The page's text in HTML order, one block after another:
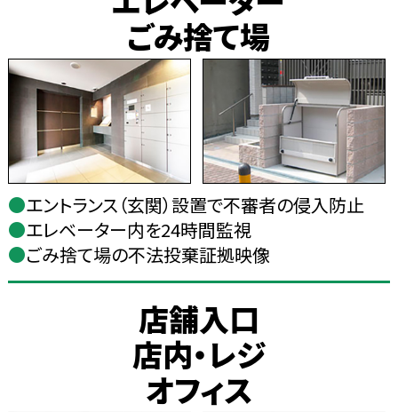
ごみ捨て場
●エントランス（玄関）設置で不審者の侵入防止
●エレベーター内を24時間監視
●ごみ捨て場の不法投棄証拠映像
店舗入口
店内・レジ
オフィス